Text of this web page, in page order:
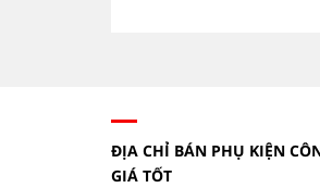
ĐỊA CHỈ BÁN PHỤ KIỆN
GIÁ TỐT